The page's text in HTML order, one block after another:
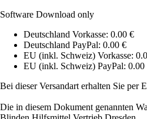
Software Download only
Deutschland Vorkasse: 0.00 €
Deutschland PayPal: 0.00 €
EU (inkl. Schweiz) Vorkasse:
EU (inkl. Schweiz) PayPal: 0.00
Bei dieser Versandart erhalten Sie per
Die in diesem Dokument genannten